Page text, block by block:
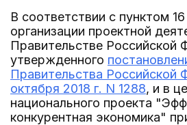
В соответствии с пунктом
организации проектной
Правительстве Российской
утвержденного
Правительства Российской
октября 2018 г. N 1288, и в
национального проекта
конкурентная экономика"